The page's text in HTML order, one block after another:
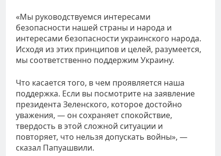
«Мы руководствуемся интересами
безопасности нашей страны и народа и
интересами безопасности украинского народа.
Исходя из этих принципов и целей, разумеется,
мы соответственно поддержим Украину.
Что касается того, в чем проявляется наша
поддержка. Если вы посмотрите на заявление
президента Зеленского, которое достойно
уважения, — он сохраняет спокойствие,
твердость в этой сложной ситуации и
повторяет, что нельзя допускать войны», —
сказал Папуашвили.